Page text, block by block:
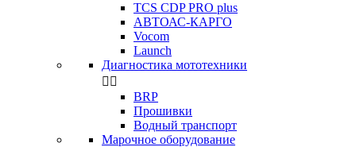
TCS CDP PRO plus
АВТОАС-КАРГО
Vocom
Launch
Диагностика мототехники
 
BRP
Прошивки
Водный транспорт
Марочное оборудование